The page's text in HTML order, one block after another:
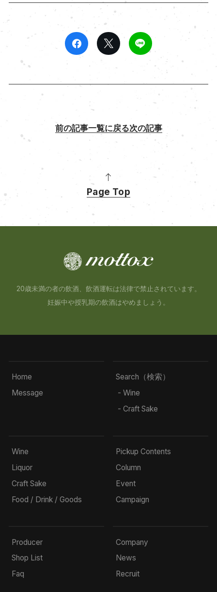
前の記事一覧に戻る次の記事
Page Top
20歳未満の者の飲酒、飲酒運転は法律で禁止されています。
妊娠中や授乳期の飲酒はやめましょう。
Home
Message
Search（検索）
- Wine
- Craft Sake
Wine
Liquor
Craft Sake
Food / Drink / Goods
Pickup Contents
Column
Event
Campaign
Producer
Shop List
Faq
Company
News
Recruit